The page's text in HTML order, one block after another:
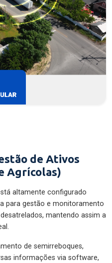
de Ativos
Agrícolas)
altamente configurado
para gestão e monitoramento
mantendo assim a
de semirreboques,
informações via software,